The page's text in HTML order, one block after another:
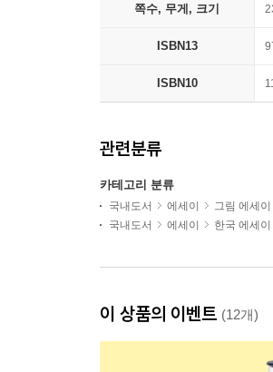
쪽수, 무게, 크기
ISBN13
ISBN10
관련분류
카테고리 분류
국내도서 에세이
그림 에세이
국내도서
에세이 한국 에세이
이 상품의 이벤트 (12개)